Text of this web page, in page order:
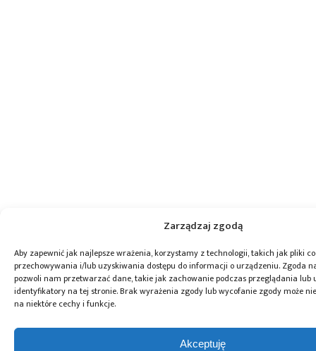
Zarządzaj zgodą
Aby zapewnić jak najlepsze wrażenia, korzystamy z technologii, takich jak pliki
przechowywania i/lub uzyskiwania dostępu do informacji o urządzeniu. Zgoda
pozwoli nam przetwarzać dane, takie jak zachowanie podczas przeglądania lub
identyfikatory na tej stronie. Brak wyrażenia zgody lub wycofanie zgody może
na niektóre cechy i funkcje.
Akceptuję